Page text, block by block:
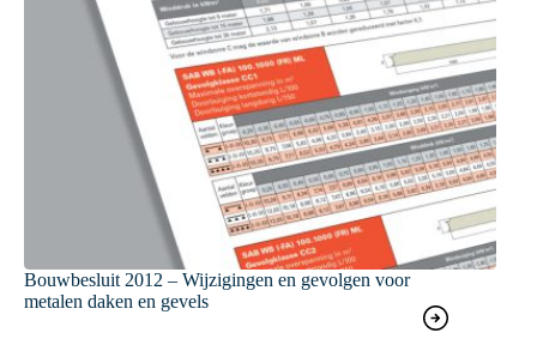
Bouwbesluit 2012 – Wijzigingen en gevolgen voor
metalen daken en gevels